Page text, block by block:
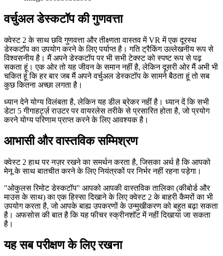
Image c663503ea00c
वर्चुअल डेस्कटॉप की गुणवत्ता
क्वेस्ट 2 के साथ छवि गुणवत्ता और तीक्ष्णता वास्तव में VR में एक दूरस्थ
डेस्कटॉप का उपयोग करने के लिए पर्याप्त है। गति ट्रैकिंग उल्लेखनीय रूप से
सकता हूं। एक ओर तो यह जीवन के समान नहीं है, लेकिन दूसरी ओर मैं अभी भी
चकित हूं कि हर बार जब मैं अपने वर्चुअल डेस्कटॉप के सामने बैठता हूं तो सब
कुछ कितना अच्छा लगता है।
ध्यान देने योग्य विलंबता है, लेकिन यह डील ब्रेकर नहीं है। ध्यान दें कि सभी
डेटा 5 गीगाहर्ट्ज़ राउटर पर वायरलेस तरीके से प्रसारित होता है, जो प्रयोग
करने योग्य परिणाम प्राप्त करने के लिए आवश्यक है।
आभासी और वास्तविक सम्मिश्रण
क्वेस्ट 2 हाथ पर नज़र रखने का समर्थन करता है, जिसका अर्थ है कि आपको
मेनू के साथ बातचीत करने के लिए नियंत्रकों पर निर्भर नहीं रहना पड़ेगा।
"ओकुलस रिमोट डेस्कटॉप" आपको आपकी वास्तविक तालिका (कीबोर्ड और
उपयोग करता है, जो आपके बाह्य उपकरणों के उन्मुखीकरण को बहुत बढ़ा सकता
है। अफसोस की बात है कि यह फीचर स्क्रीनशॉट में नहीं दिखाया जा सकता